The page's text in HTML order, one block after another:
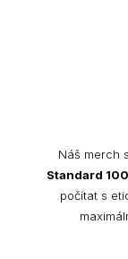
Náš merch
Standard 100
počítat s